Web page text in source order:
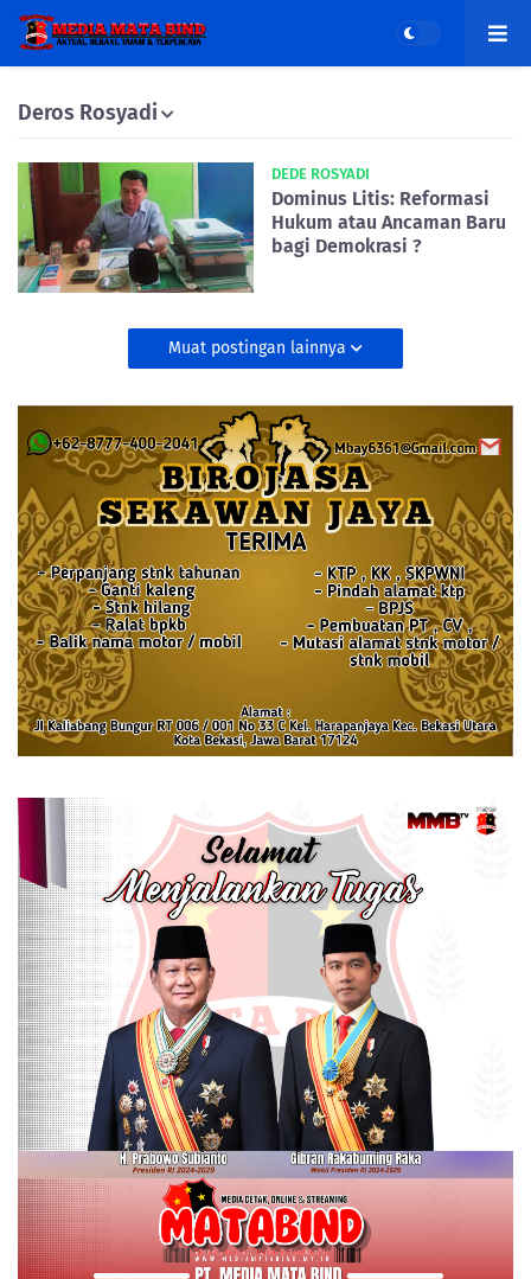
Deros Rosyadi
DEDE ROSYADI
Dominus Litis: Reformasi
Hukum atau Ancaman Baru
bagi Demokrasi ?
Muat postingan lainnya